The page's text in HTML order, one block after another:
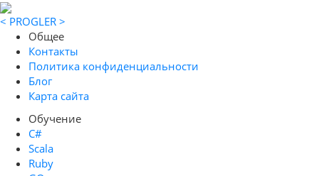
< PROGLER >
Общее
Контакты
Политика конфиденциальности
Блог
Карта сайта
Обучение
C#
Scala
Ruby